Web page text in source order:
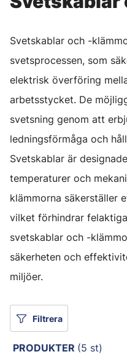
Svetskablar och -
svetsprocessen, som
elektrisk överföring
arbetsstycket. De
svetsning genom att
ledningsförmåga och
Svetskablar är
temperaturer och
klämmorna säkerställer
vilket förhindrar
svetskablar och -
säkerheten och
miljöer.
Filtrera
PRODUKTER (5 st)